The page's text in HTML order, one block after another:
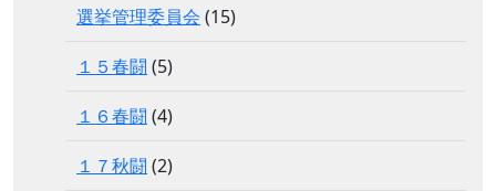
選挙管理委員会 (15)
１５春闘 (5)
１６春闘 (4)
１７秋闘 (2)